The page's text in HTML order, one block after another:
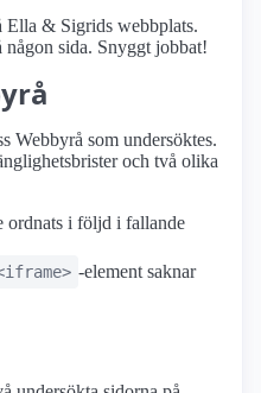
Ella & Sigrids webbplats.
någon sida. Snyggt jobbat!
Webbyrå som undersöktes.
och två olika
ordnats i följd i fallande
-element saknar